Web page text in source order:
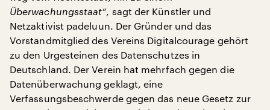
Überwachungsstaat“, sagt der Künstler und
Netzaktivist padeluun. Der Gründer und das
Vorstandmitglied des Vereins Digitalcourage gehört
zu den Urgesteinen des Datenschutzes in
Deutschland. Der Verein hat mehrfach gegen die
Datenüberwachung geklagt, eine
Verfassungsbeschwerde gegen das neue Gesetz zur